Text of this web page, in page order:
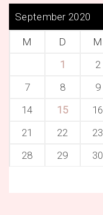
September 2020
M D M
1
2
7
8 9
14
15 16
21
22 23
28
29 30